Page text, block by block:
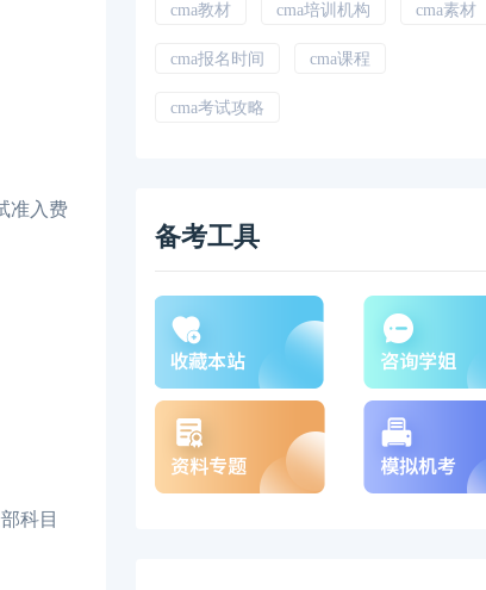
准入费
科目
cma教材 cma培训机构 cma素材
cma报名时间 cma课程
cma考试攻略
备考工具